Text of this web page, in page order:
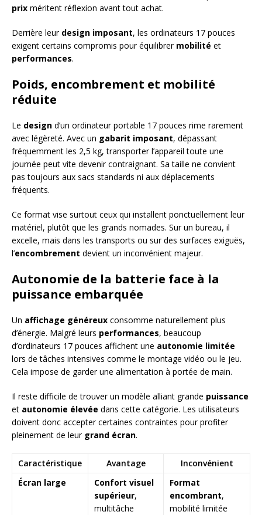
prix méritent réflexion avant tout achat.
Derrière leur design imposant, les ordinateurs 17 pouces
exigent certains compromis pour équilibrer mobilité et
performances.
Poids, encombrement et mobilité
réduite
Le design d’un ordinateur portable 17 pouces rime rarement
avec légèreté. Avec un gabarit imposant, dépassant
fréquemment les 2,5 kg, transporter l’appareil toute une
journée peut vite devenir contraignant. Sa taille ne convient
pas toujours aux sacs standards ni aux déplacements
fréquents.
Ce format vise surtout ceux qui installent ponctuellement leur
matériel, plutôt que les grands nomades. Sur un bureau, il
excelle, mais dans les transports ou sur des surfaces exiguës,
l’encombrement devient un inconvénient majeur.
Autonomie de la batterie face à la
puissance embarquée
Un affichage généreux consomme naturellement plus
d’énergie. Malgré leurs performances, beaucoup
d’ordinateurs 17 pouces affichent une autonomie limitée
lors de tâches intensives comme le montage vidéo ou le jeu.
Cela impose de garder une alimentation à portée de main.
Il reste difficile de trouver un modèle alliant grande puissance
et autonomie élevée dans cette catégorie. Les utilisateurs
doivent donc accepter certaines contraintes pour profiter
pleinement de leur grand écran.
Caractéristique Avantage
Inconvénient
Écran large
Confort visuel
supérieur,
multitâche
Format
encombrant,
mobilité limitée